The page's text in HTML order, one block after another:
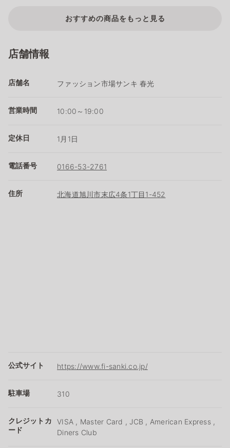
おすすめの商品をもっと見る
店舗情報
店舗名 ファッション市場サンキ 春光
営業時間 10:00～19:00
定休日 1月1日
電話番号 0166-53-2761
住所 北海道旭川市末広4条1丁目1-452
公式サイト https://www.fi-sanki.co.jp/
駐車場 310
クレジットカ
ード
VISA , Master Card , JCB , American Express ,
Diners Club